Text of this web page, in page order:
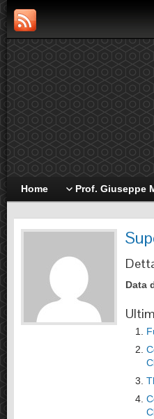
Home Prof. Giuseppe
Data